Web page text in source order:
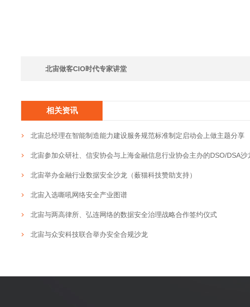
北宙做客CIO时代专家讲堂
相关资讯
北宙总经理在智能制造能力建设服务规范标准制定启动会上做主题分享
北宙参加众研社、信安协会与上海金融信息行业协会主办的DSO/DSA沙
北宙举办金融行业数据安全沙龙（薮猫科技赞助支持）
北宙入选嘶吼网络安全产业图谱
北宙与两高律所、弘连网络的数据安全治理战略合作签约仪式
北宙与众安科技联合举办安全合规沙龙